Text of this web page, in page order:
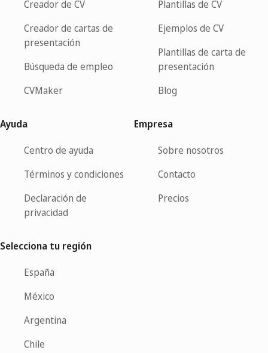
Creador de CV
Creador de cartas de
presentación
Búsqueda de empleo
CVMaker
Plantillas de CV
Ejemplos de CV
Plantillas de carta de
presentación
Blog
Ayuda
Centro de ayuda
Términos y condiciones
Declaración de
privacidad
Empresa
Sobre nosotros
Contacto
Precios
Selecciona tu región
España
México
Argentina
Chile